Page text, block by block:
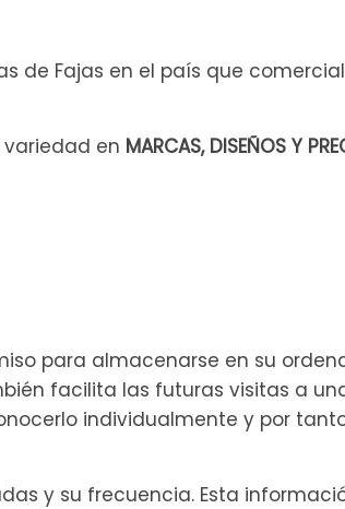
de Fajas en el país que
variedad en MARCAS, DISEÑOS Y
para almacenarse en su
facilita las futuras visitas a
individualmente y por
y su frecuencia. Esta